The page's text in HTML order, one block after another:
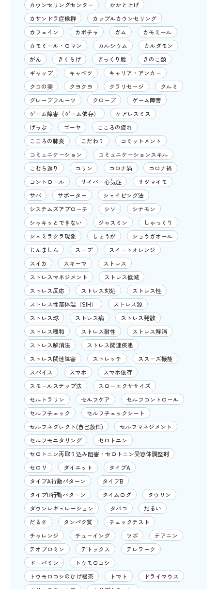
カウンセリングセンター
かかと上げ
カサンドラ症候群
カップルカウンセリング
カフェイン
カボチャ ガム
カモミール
カモミール・ロマン
カルシウム
カルダモン
がん
きくらげ ぎっくり腰
きのこ類
ギャップ
キャベツ
キャリア・アンカー
クコの実
クヨクヨ クラリセージ
クルミ
グレープフルーツ
クローブ
ゲーム障害
ゲーム障害（ゲーム依存）
ケアレスミス
げっぷ
ゴーヤ
こころの疲れ
こころの肺炎
こだわり
コミットメント
コミュニケーション
コミュニケーションスキル
こむら返り
コリン コロナ渦
コロナ禍
コントロール
サイバー心気症
サツマイモ
サバ
サポーター
シェイピング法
システムズアプローチ
シソ
シナモン
シャキッとできない
ジャスミン
しゃっくり
シュミラクラ現象
しょうが
ショウガオール
じんましん
スープ
スイートオレンジ
スイカ
スキーマ
ストレス
ストレスマネジメント
ストレス低減
ストレス反応
ストレス対処
ストレス性
ストレス性高体温（SIH）
ストレス源
ストレス球
ストレス病
ストレス発散
ストレス緩和
ストレス耐性
ストレス解消
ストレス解消法
ストレス関連疾患
ストレス関連障害
ストレッチ
スヌーズ機能
スパイス
スマホ
スマホ依存
スモールステップ法
スローエクササイズ
セルトラリン
セルフケア
セルフコントロール
セルフチェック
セルフチェックシート
セルフネグレクト(自己放任)
セルフマネジメント
セルフモニタリング
セロトニン
セロトニン再取り込み阻害・セロトニン受容体調整剤
セロリ
ダイエット
タイプA
タイプA行動パターン
タイプB
タイプB行動パターン
タイムログ
タウリン
ダウンレギュレーション
タバコ
だるい
だるさ
タンパク質
チェックテスト
チャレンジ
チューイング ツボ
テアニン
テオブロミン
デトックス
テレワーク
ドーパミン
トウモロコシ
トウモロコシのひげ根茶
トマト
ドライマウス